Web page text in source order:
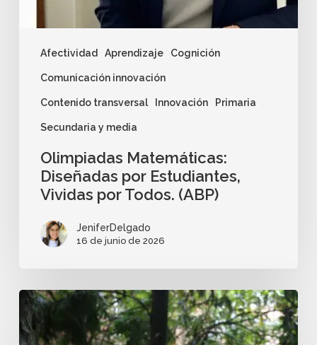
Afectividad Aprendizaje Cognición
Comunicación innovación
Contenido transversal Innovación Primaria
Secundaria y media
Olimpiadas Matemáticas:
Diseñadas por Estudiantes,
Vividas por Todos. (ABP)
JeniferDelgado
16 de junio de 2026